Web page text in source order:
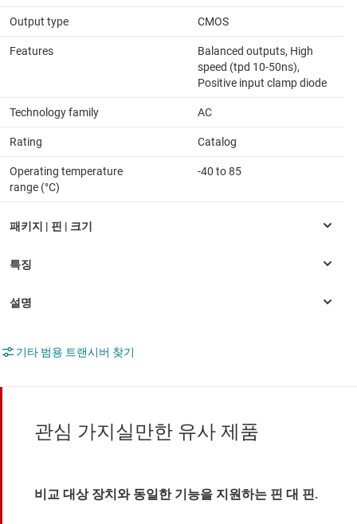
Output type CMOS
Features
Balanced outputs, High
speed (tpd 10-50ns),
Positive input clamp diode
Technology family AC
Rating Catalog
Operating temperature
range (°C)
-40 to 85
기타 범용 트랜시버 찾기
관심 가지실만한 유사 제품
비교 대상 장치와 동일한 기능을 지원하는 핀 대 핀.